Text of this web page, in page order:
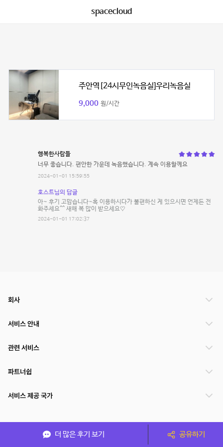
spacecloud
주안역[24시무인녹음실]우리녹음실
9,000 원/시간
행복한사람들
너무 좋습니다. 편안한 가운데 녹음했습니다. 계속 이용할께요
2024-01-01 15:59:55
호스트님의 답글
아~ 후기 고맙습니다~혹 이용하시다가 불편하신 게 있으시면 언제든 전
화주세요^^ 새해 복 많이 받으세요♡
2024-01-01 17:02:37
더 많은 후기 보기 공유하기
회사
서비스 안내
관련 서비스
파트너쉽
서비스 제공 국가
(주)NSPACE 사업자정보